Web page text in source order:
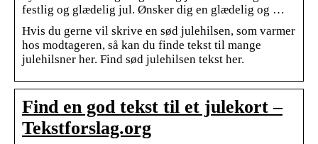
festlig og glædelig jul. Ønsker dig en glædelig og …
Hvis du gerne vil skrive en sød julehilsen, som varmer
hos modtageren, så kan du finde tekst til mange
julehilsner her. Find sød julehilsen tekst her.
Find en god tekst til et julekort –
Tekstforslag.org